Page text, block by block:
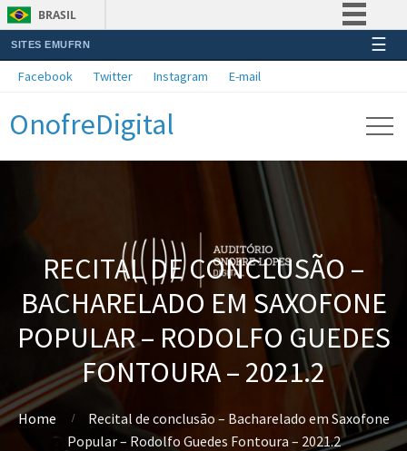
BRASIL
Simplifique!
Acesso à informação
Legislação
Canais
SITES EMUFRN ☰
Facebook Twitter Instagram E-mail
OnofreDigital
RECITAL DE CONCLUSÃO –
BACHARELADO EM SAXOFONE
POPULAR – RODOLFO GUEDES
FONTOURA – 2021.2
Home
Recital de conclusão – Bacharelado em Saxofone
Popular – Rodolfo Guedes Fontoura – 2021.2